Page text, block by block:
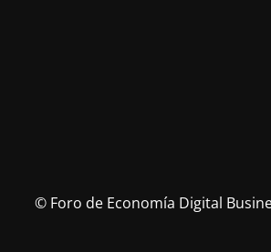
© Foro de Economía Digital